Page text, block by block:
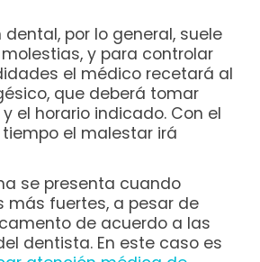
por lo general, suele
y para controlar
el médico recetará al
que deberá tomar
el horario indicado. Con el
el malestar irá
se presenta cuando
más fuertes, a pesar de
de acuerdo a las
dentista. En este caso es